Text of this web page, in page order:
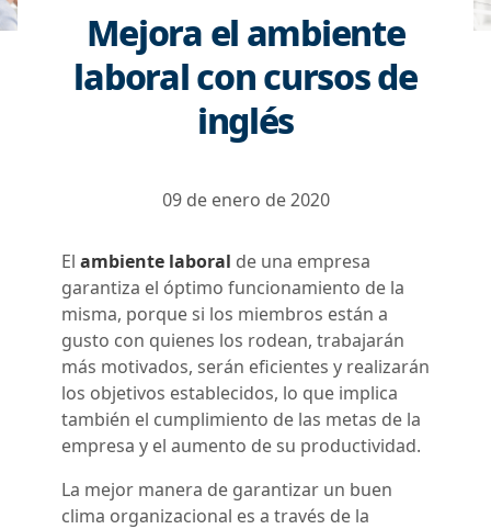
Mejora el ambiente
laboral con cursos de
inglés
09 de enero de 2020
El ambiente laboral de una empresa
garantiza el óptimo funcionamiento de la
misma, porque si los miembros están a
gusto con quienes los rodean, trabajarán
más motivados, serán eficientes y realizarán
los objetivos establecidos, lo que implica
también el cumplimiento de las metas de la
empresa y el aumento de su productividad.
La mejor manera de garantizar un buen
clima organizacional es a través de la